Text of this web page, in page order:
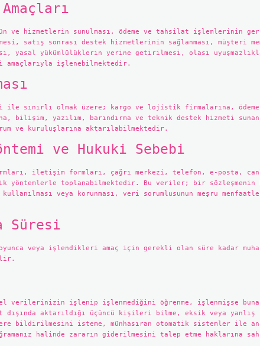
hizmetlerin sunulması, ödeme ve tahsilat işlemlerinin
sonrası destek hizmetlerinin sağlanması, müşteri
yükümlülüklerin yerine getirilmesi, olası
amaçlarıyla işlenebilmektedir.
sınırlı olmak üzere; kargo ve lojistik firmalarına, ödeme
bilişim, yazılım, barındırma ve teknik destek hizmeti
ve kuruluşlarına aktarılabilmektedir.
ve Hukuki Sebebi
iletişim formları, çağrı merkezi, telefon, e-posta,
yöntemlerle toplanabilmektedir. Bu veriler; bir
veya korunması, veri sorumlusunun meşru
Süresi
veya işlendikleri amaç için gerekli olan süre kadar
verilerinizin işlenip işlenmediğini öğrenme, işlenmişse
dışında aktarıldığı üçüncü kişileri bilme, eksik veya
bildirilmesini isteme, münhasıran otomatik sistemler ile
halinde zararın giderilmesini talep etme haklarına